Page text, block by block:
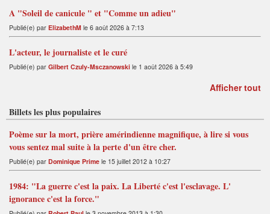
A "Soleil de canicule " et "Comme un adieu"
Publié(e) par ElizabethM le 6 août 2026 à 7:13
L'acteur, le journaliste et le curé
Publié(e) par Gilbert Czuly-Msczanowski le 1 août 2026 à 5:49
Afficher tout
Billets les plus populaires
Poème sur la mort, prière amérindienne magnifique, à lire si vous
vous sentez mal suite à la perte d'un être cher.
Publié(e) par Dominique Prime le 15 juillet 2012 à 10:27
1984: "La guerre c'est la paix. La Liberté c'est l'esclavage. L'
ignorance c'est la force."